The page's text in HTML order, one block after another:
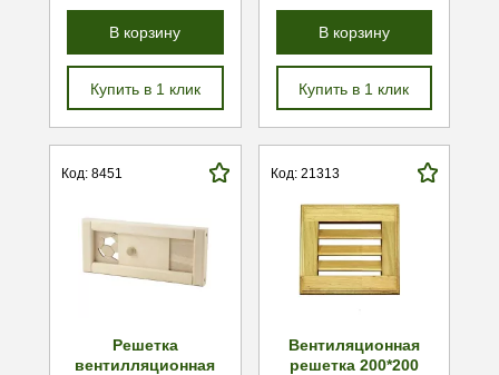
В корзину
Купить в 1 клик
В корзину
Купить в 1 клик
Код: 8451
Решетка
вентилляционная
Код: 21313
Вентиляционная
решетка 200*200